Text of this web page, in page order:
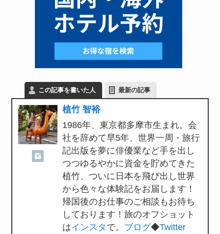
この記事を書いた人 最新の記事
植竹 智裕
1986年、東京都多摩市生まれ。会
社を辞めて早5年、世界一周・旅行
記出版を夢に俳優業など手を出し
つつゆるやかに資金を貯めてきた
植竹、ついに日本を飛び出し世界
から色々な体験記をお届します！
帰国後のお仕事のご相談もお待ち
しております！旅のオフショット
はインスタ で。 ブログ◆Twitter